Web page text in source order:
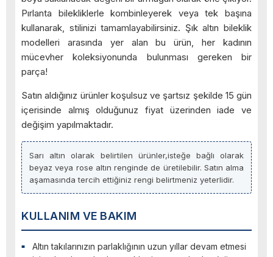
Pırlanta bilekliklerle kombinleyerek veya tek başına
kullanarak, stilinizi tamamlayabilirsiniz. Şık altın bileklik
modelleri arasında yer alan bu ürün, her kadının
mücevher koleksiyonunda bulunması gereken bir
parça!
Satın aldığınız ürünler koşulsuz ve şartsız şekilde 15 gün
içerisinde almış olduğunuz fiyat üzerinden iade ve
değişim yapılmaktadır.
Sarı altın olarak belirtilen ürünler,isteğe bağlı olarak
beyaz veya rose altın renginde de üretilebilir. Satın alma
aşamasında tercih ettiğiniz rengi belirtmeniz yeterlidir.
KULLANIM VE BAKIM
Altın takılarınızın parlaklığının uzun yıllar devam etmesi